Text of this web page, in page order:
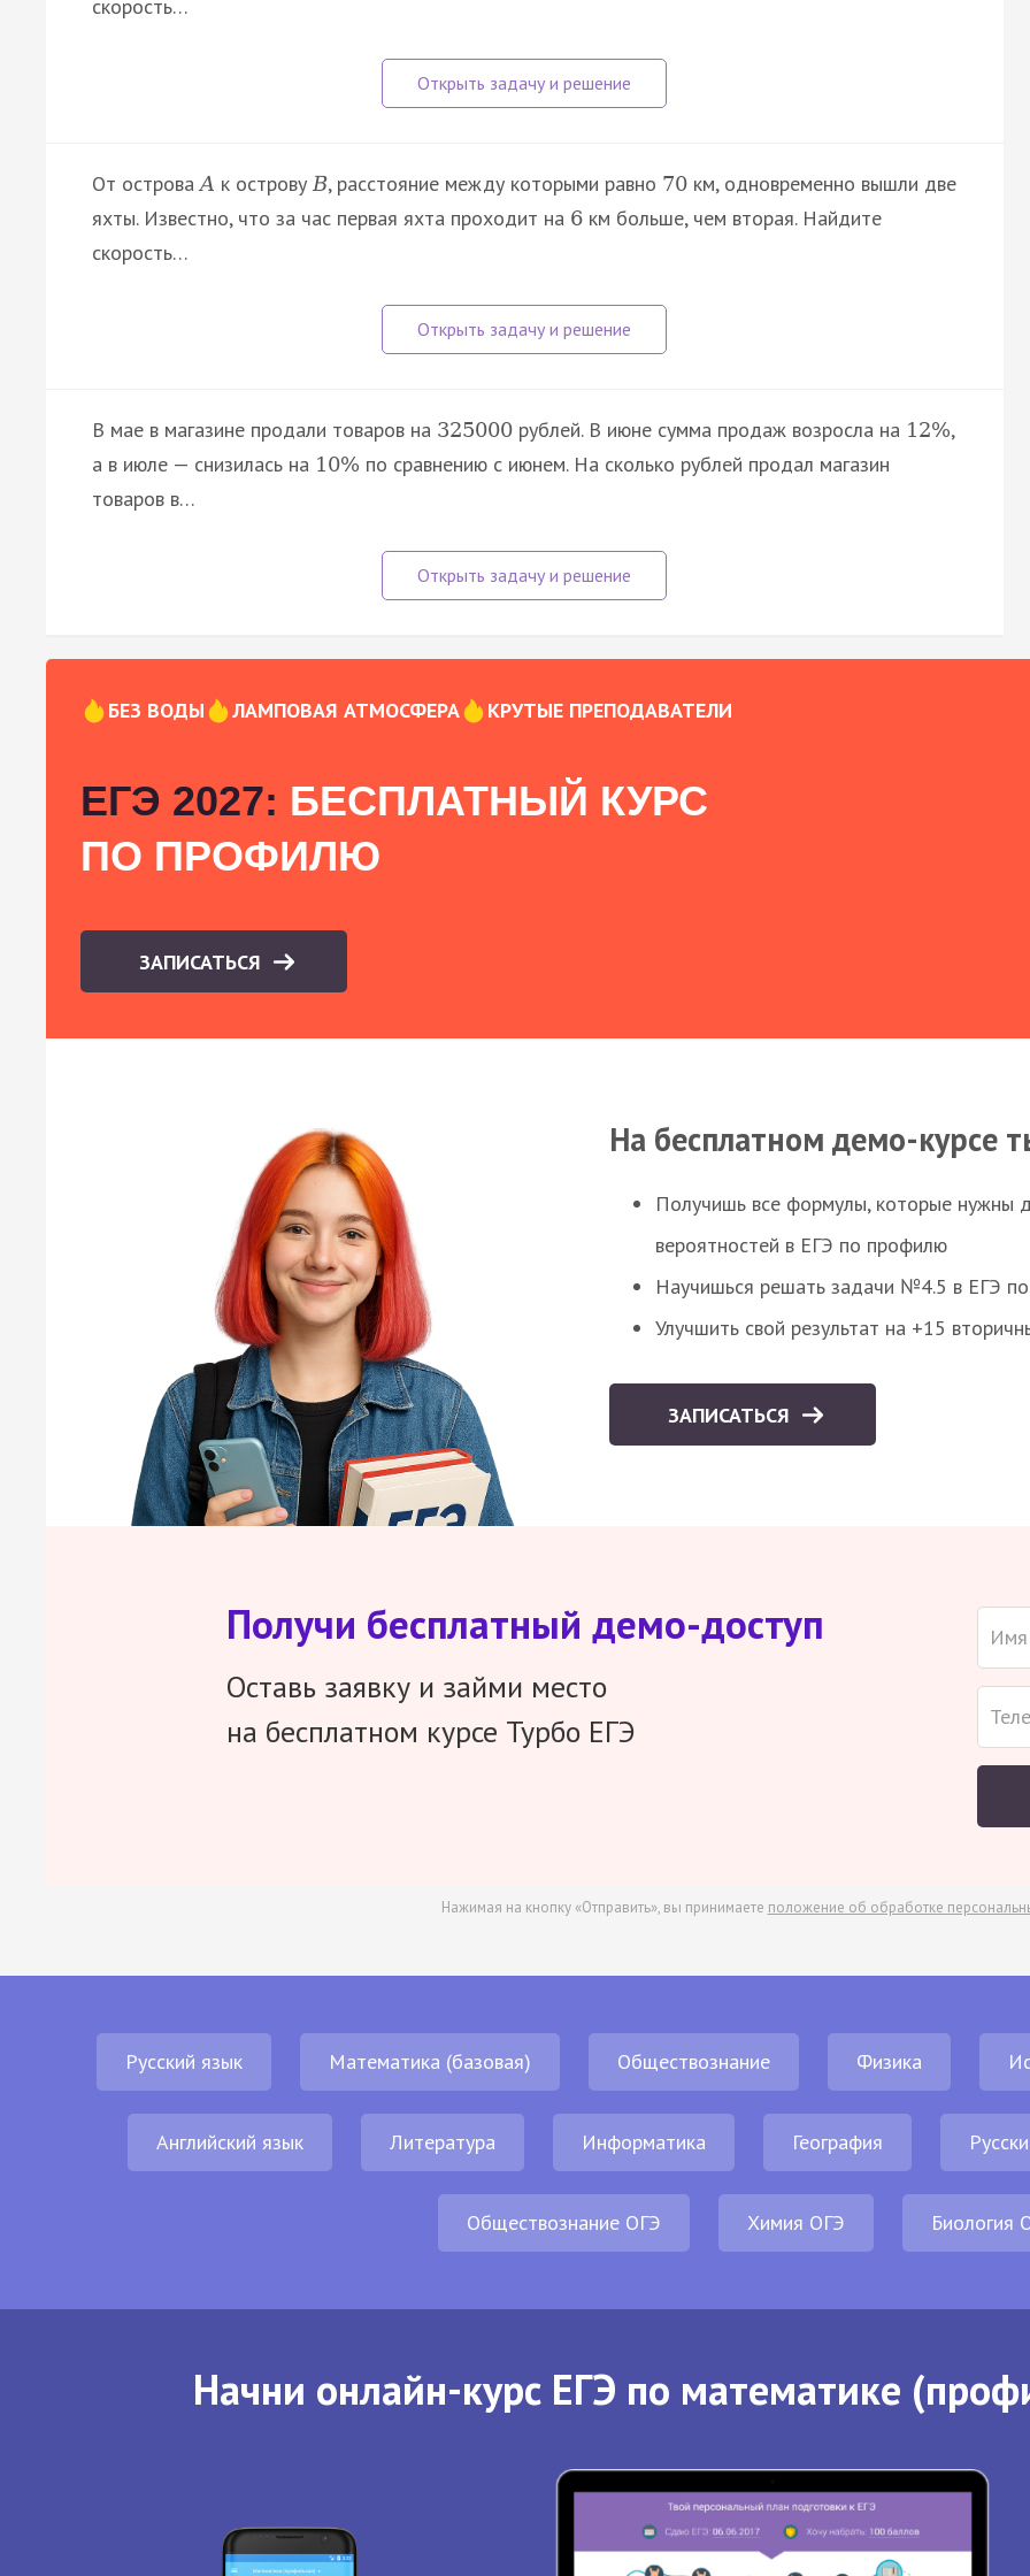
скорость…
От островаA к островуB, расстояние между которыми равно 70 км, одновременно вышли две
яхты. Известно, что за час первая яхта проходит на 6 км больше, чем вторая. Найдите
скорость…
В мае в магазине продали товаров на 325000 рублей. В июне сумма продаж возросла на 12%,
а в июле — снизилась на 10% по сравнению с июнем. На сколько рублей продал магазин
товаров в…
БЕЗ ВОДЫ ЛАМПОВАЯ АТМОСФЕРА КРУТЫЕ ПРЕПОДАВАТЕЛИ
ЕГЭ 2027: БЕСПЛАТНЫЙ КУРС
ПО ПРОФИЛЮ
ЗАПИСАТЬСЯ
На бесплатном демо-курсе
Получишь все формулы, которые
вероятностей в ЕГЭ по профилю
Научишься решать задачи №4.5 в ЕГЭ
Улучшить свой результат на +15
ЗАПИСАТЬСЯ
Получи бесплатный демо-доступ
Оставь заявку и займи место
на бесплатном курсе Турбо ЕГЭ
Нажимая на кнопку «Отправить», вы принимаете положение об обработке
Русский язык Математика (базовая) Обществознание Физика
Английский язык Литература Информатика География
Обществознание ОГЭ Химия ОГЭ Биология
Начни онлайн-курс ЕГЭ по математике